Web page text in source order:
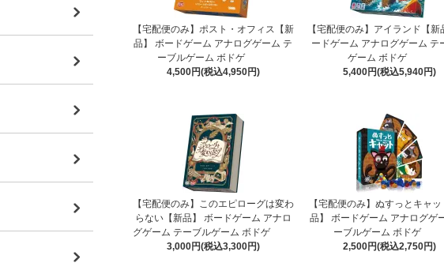
【宅配便のみ】ポスト・オフィス【新
品】 ボードゲーム アナログゲーム テ
ーブルゲーム ボドゲ
4,500円(税込4,950円)
【宅配便のみ】アイランド【新
ードゲーム アナログゲーム テ
ゲーム ボドゲ
5,400円(税込5,940円)
【宅配便のみ】このエピローグは変わ
らない【新品】 ボードゲーム アナロ
グゲーム テーブルゲーム ボドゲ
3,000円(税込3,300円)
【宅配便のみ】ぬすっとキャ
品】 ボードゲーム アナログゲ
ーブルゲーム ボドゲ
2,500円(税込2,750円)